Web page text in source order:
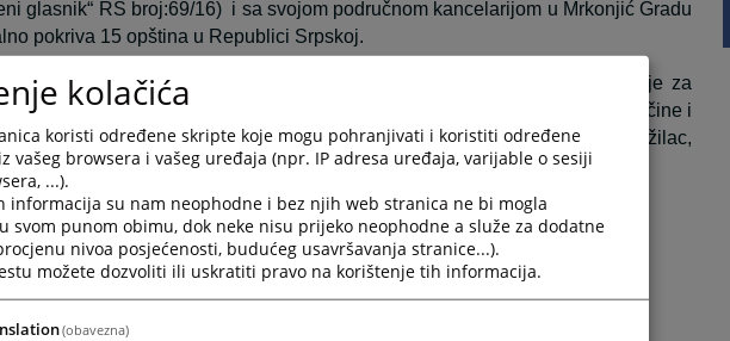
glasnik“ RS broj:69/16) i sa svojom područnom kancelarijom u Mrkonjić Gradu
pokriva 15 opština u Republici Srpskoj.
javno tužilaštvo u organizacionom smislu čine četiri odjeljenja: Odjeljenje za
i organizovani kriminal, Odjeljenje za opšti kriminal, Odjeljenje za ratne zločine i
za maloljetnike, a njima rukovodi i predstavlja ih glavni okružni javni tužilac,
i 31 (trideset jedan ) okružni javni tužilac.
kolačića
koristi određene skripte koje mogu pohranjivati i koristiti određene
vašeg browsera i vašeg uređaja (npr. IP adresa uređaja, varijable o sesiji
...).
informacija su nam neophodne i bez njih web stranica ne bi mogla
svom punom obimu, dok neke nisu prijeko neophodne a služe za dodatne
nivoa posjećenosti, budućeg usavršavanja stranice...).
možete dozvoliti ili uskratiti pravo na korištenje tih informacija.
(obavezna)